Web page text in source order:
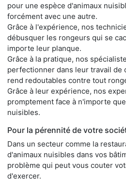
pour une espèce d'animaux
forcément avec une autre.
Grâce à l'expérience, nos
débusquer les rongeurs qui se
importe leur planque.
Grâce à la pratique, nos
perfectionner dans leur travail de
rend redoutables contre tout
Grâce à leur expérience, nos
promptement face à n'importe
nuisibles.
Pour la pérennité de votre
Dans un secteur comme la
d'animaux nuisibles dans vos
problème qui peut vous couter
d'exercer.